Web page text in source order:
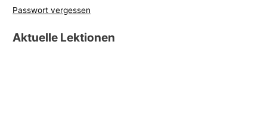
Passwort vergessen
Aktuelle Lektionen